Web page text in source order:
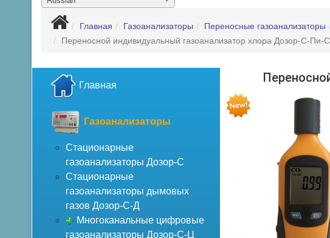
Главная Газоанализаторы Переносные газоанализаторы
Переносной индивидуальный газоанализатор хлора Дозор-С-Пи-
Главная
Газоанализаторы
Стационарные
газоанализаторы Дозор-С
Стационарные
газоанализаторы дымовых
газов Дозор-С-Д
Многоканальные цифровые
газоанализаторы Дозор-С-Ц